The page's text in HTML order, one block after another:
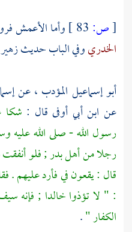
[ص: وأماالأعمش
الخدريوفي الباب حديث
أبو إسماعيل المؤدب ، عن
عن ابن أبي أوفى قال : شكا
رسول الله - صلى الله عليه
رجلا من أهلبدر; فلو
قال : يقعون في فأرد عليهم .
: " لا تؤذواخالدا ; فإنه
الكفار ".